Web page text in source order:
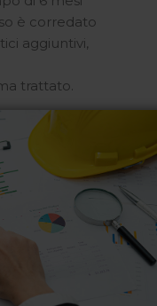
è corredato
aggiuntivi,
trattato.